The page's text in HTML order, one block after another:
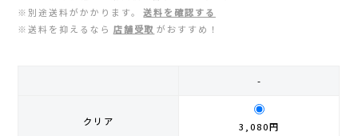
Shonai Special(ショウナイスペシャル)
FEELCAP(フィールキャップ)
※別途送料がかかります。
送料を確認する
※送料を抑えるなら 店舗受取 がおすすめ！
-
クリア 3,080円